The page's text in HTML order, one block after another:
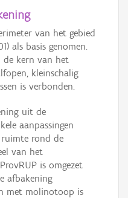
van het gebied
als basis genomen.
de kern van het
kleinschalig
is verbonden.
uit de
aanpassingen
ruimte rond de
van het
is omgezet
afbakening
met molinotoop is